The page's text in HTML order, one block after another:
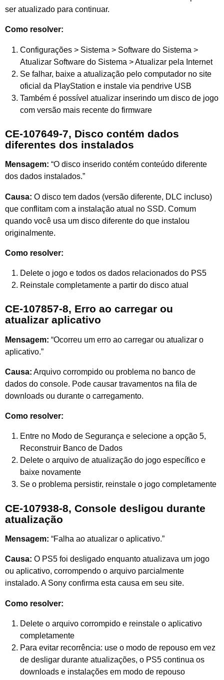
ser atualizado para continuar.
Como resolver:
Configurações > Sistema > Software do Sistema >
Atualizar Software do Sistema > Atualizar pela Internet
Se falhar, baixe a atualização pelo computador no site
oficial da PlayStation e instale via pendrive USB
Também é possível atualizar inserindo um disco de jogo
com versão mais recente do firmware
CE-107649-7, Disco contém dados
diferentes dos instalados
Mensagem: “O disco inserido contém conteúdo diferente
dos dados instalados.”
Causa: O disco tem dados (versão diferente, DLC incluso)
que conflitam com a instalação atual no SSD. Comum
quando você usa um disco diferente do que instalou
originalmente.
Como resolver:
Delete o jogo e todos os dados relacionados do PS5
Reinstale completamente a partir do disco atual
CE-107857-8, Erro ao carregar ou
atualizar aplicativo
Mensagem: “Ocorreu um erro ao carregar ou atualizar o
aplicativo.”
Causa: Arquivo corrompido ou problema no banco de
dados do console. Pode causar travamentos na fila de
downloads ou durante o carregamento.
Como resolver:
Entre no Modo de Segurança e selecione a opção 5,
Reconstruir Banco de Dados
Delete o arquivo de atualização do jogo específico e
baixe novamente
Se o problema persistir, reinstale o jogo completamente
CE-107938-8, Console desligou durante
atualização
Mensagem: “Falha ao atualizar o aplicativo.”
Causa: O PS5 foi desligado enquanto atualizava um jogo
ou aplicativo, corrompendo o arquivo parcialmente
instalado. A Sony confirma esta causa em seu site.
Como resolver:
Delete o arquivo corrompido e reinstale o aplicativo
completamente
Para evitar recorrência: use o modo de repouso em vez
de desligar durante atualizações, o PS5 continua os
downloads e instalações em modo de repouso